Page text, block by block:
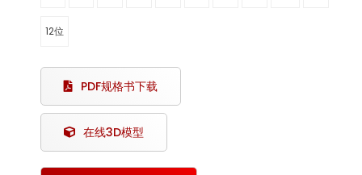
12位
PDF规格书下载
在线3D模型